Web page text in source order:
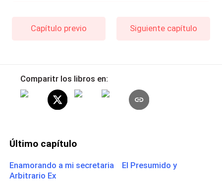
Capítulo previo Siguiente capítulo
Comparitr los libros en:
Último capítulo
Enamorando a mi secretaria El Presumido y
Arbitrario Ex